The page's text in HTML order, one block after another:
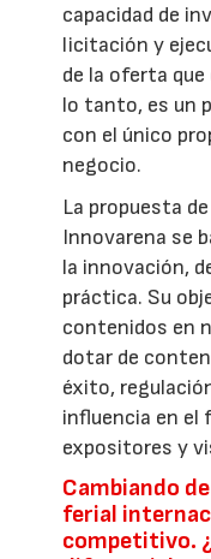
capacidad de
licitación y
de la oferta
lo tanto, es un
con el único
negocio.
La propuesta
Innovarena se
la innovación,
práctica. Su
contenidos en
dotar de
éxito,
influencia en el
expositores y
Cambiando
ferial
competitivo.